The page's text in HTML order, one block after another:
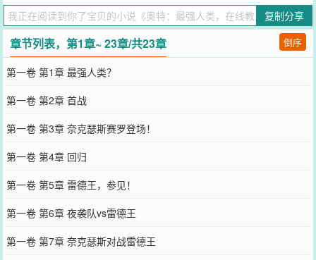
塔尔迦：“这个人是这么回事?啊！不要打脸！”小金人：“你和我到底谁
是究极生命体！震惊！蓝星比奥特之星还难攻打！”苏晨嘴角一歪，表
示这才哪到哪儿啊？他的战力没有极限！当然，在提升战力的同时，
苏晨也不忘时时刻刻修理修理这些妖魔鬼怪！反派：你不要过来啊！
注：主角前期较弱，中后期无敌，世界观是综合的，有奈克瑟斯、银
河格斗等等。
您要是觉得《
奥特：最强人类，在线教反派做人！
要忘记向您QQ群和微博微信里的朋友推荐哦！
复制分享
章节列表，第1章~ 23章/共23章 倒序
第一卷 第1章 最强人类？
第一卷 第2章 首战
第一卷 第3章 奈克瑟斯赛罗登场！
第一卷 第4章 回归
第一卷 第5章 雷德王，参见！
第一卷 第6章 夜袭队vs雷德王
第一卷 第7章 奈克瑟斯对战雷德王